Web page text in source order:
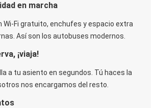
en marcha
Wi-Fi gratuito, enchufes y espacio extra
Así son los autobuses modernos.
¡viaja!
a tu asiento en segundos. Tú haces la
nos encargamos del resto.